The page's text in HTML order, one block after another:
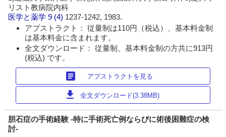
リスト教病院内科
医学と薬学 9 (4) 1237-1242, 1983.
アブストラクト： 従量制は110円（税込）、基本料金制
は基本料金に含まれます。
全文ダウンロード： 従量制、基本料金制の方共に913円
(税込) です。
article アブストラクトを見る
download 全文ダウンロード(3.38MB)
胆石症の手術経験 -特に手術死亡例ならびに術後困難症の検
討-